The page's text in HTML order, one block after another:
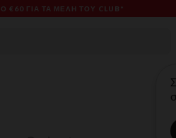
ΓΙΑ ΤΑ ΜΈΛΗ ΤΟΥ CLUB*